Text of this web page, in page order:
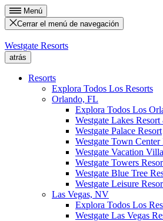
Menú
Cerrar el menú de navegación
Westgate Resorts
atrás
Resorts
Explora Todos Los Resorts
Orlando, FL
Explora Todos Los
Westgate Lakes Resort
Westgate Palace Resort
Westgate Town Center
Westgate Vacation
Westgate Towers
Westgate Blue Tree
Westgate Leisure
Las Vegas, NV
Explora Todos Los
Westgate Las Vegas